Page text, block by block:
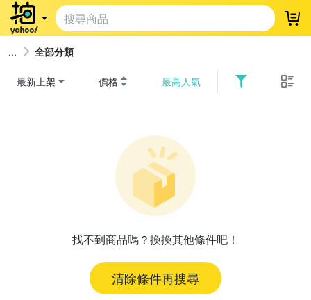
登
全部分類
最新上架 價格 最高人氣
找不到商品嗎？換換其他條件吧！
清除條件再搜尋